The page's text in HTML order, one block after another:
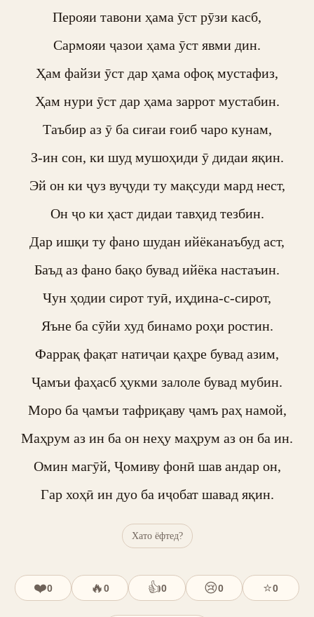
Перояи тавони ҳама ӯст рӯзи касб,
Сармояи ҷазои ҳама ӯст явми дин.
Ҳам файзи ӯст дар ҳама офоқ мустафиз,
Ҳам нури ӯст дар ҳама заррот мустабин.
Таъбир аз ӯ ба сиғаи ғоиб чаро кунам,
З-ин сон, ки шуд мушоҳиди ӯ дидаи яқин.
Эй он ки ҷуз вуҷуди ту мақсуди мард нест,
Он ҷо ки ҳаст дидаи тавҳид тезбин.
Дар ишқи ту фано шудан ийёканаъбуд аст,
Баъд аз фано бақо бувад ийёка настаъин.
Чун ҳодии сирот туӣ, иҳдина-с-сирот,
Яъне ба сӯйи худ бинамо роҳи ростин.
Фаррақ фақат натиҷаи қаҳре бувад азим,
Ҷамъи фаҳасб ҳукми залоле бувад мубин.
Моро ба ҷамъи тафриқаву ҷамъ раҳ намой,
Маҳрум аз ин ба он неҳу маҳрум аз он ба ин.
Омин магӯй, Ҷомиву фонӣ шав андар он,
Гар хоҳӣ ин дуо ба иҷобат шавад яқин.
Хато ёфтед?
❤️0 🔥0 👍0 😢0 ⭐0